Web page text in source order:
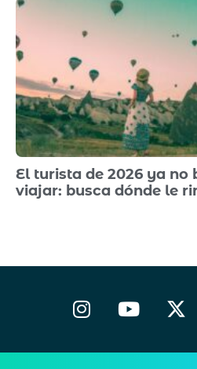
El turista de 2026 ya no
viajar: busca dónde le